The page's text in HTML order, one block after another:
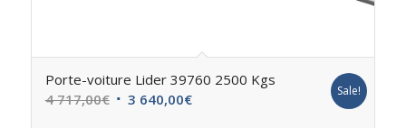
Porte-voiture Lider 39760 2500 Kgs
4 717,00€ 3 640,00€ Sale!